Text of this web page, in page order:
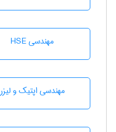
مهندسی HSE
مهندسی اپتیک و لیزر